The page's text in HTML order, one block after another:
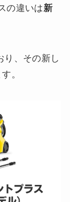
の違いは新
り、その新し
。